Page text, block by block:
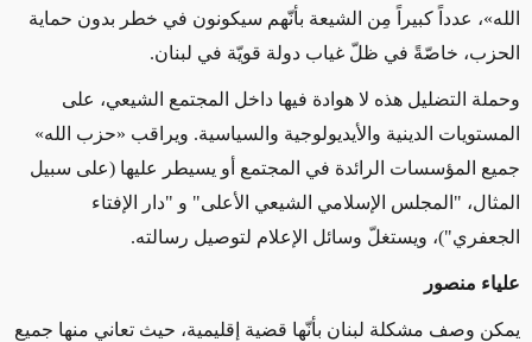
الله»، عدداً كبيراً مِن الشيعة بأنّهم سيكونون في خطر بدون حماية
الحزب، خاصّةً في ظلّ غياب دولة قويّة في لبنان.
وحملة التضليل هذه لا هوادة فيها داخل المجتمع الشيعي، على
المستويات الدينية والأيديولوجية والسياسية. ويراقب «حزب الله»
جميع المؤسسات الرائدة في المجتمع أو يسيطر عليها (على سبيل
المثال، "المجلس الإسلامي الشيعي الأعلى" و "دار الإفتاء
الجعفري")، ويستغلّ وسائل الإعلام لتوصيل رسالته.
علياء منصور
يمكن وصف مشكلة لبنان بأنّها قضية إقليمية، حيث تعاني منها جميع